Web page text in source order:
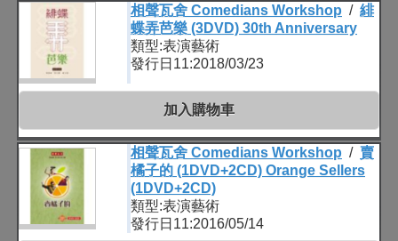
相聲瓦舍 Comedians Workshop / 緋
蝶弄芭樂 (3DVD) 30th Anniversary
類型:表演藝術
發行日11:2018/03/23
加入購物車
相聲瓦舍 Comedians Workshop / 賣
橘子的 (1DVD+2CD) Orange Sellers
(1DVD+2CD)
類型:表演藝術
發行日11:2016/05/14